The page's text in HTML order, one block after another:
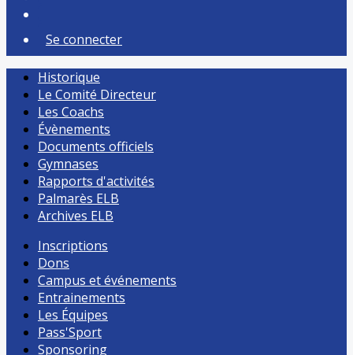
Se connecter
Historique
Le Comité Directeur
Les Coachs
Évènements
Documents officiels
Gymnases
Rapports d'activités
Palmarès ELB
Archives ELB
Inscriptions
Dons
Campus et événements
Entrainements
Les Équipes
Pass'Sport
Sponsoring